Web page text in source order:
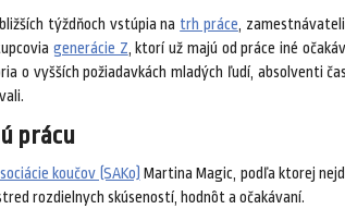
týždňoch vstúpia na trh práce,
generácie Z, ktorí už majú od práce iné
o vyšších požiadavkách mladých ľudí, absolventi
prácu
koučov (SAKo) Martina Magic, podľa ktorej
rozdielnych skúseností, hodnôt a očakávaní.